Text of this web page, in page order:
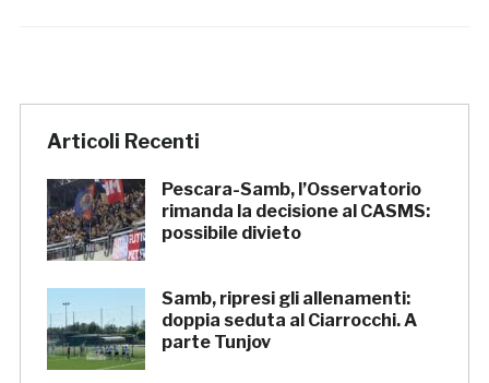
Articoli Recenti
Pescara-Samb, l’Osservatorio
rimanda la decisione al CASMS:
possibile divieto
Samb, ripresi gli allenamenti:
doppia seduta al Ciarrocchi. A
parte Tunjov